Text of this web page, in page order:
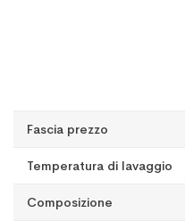
Fascia prezzo
Temperatura di lavaggio
Composizione